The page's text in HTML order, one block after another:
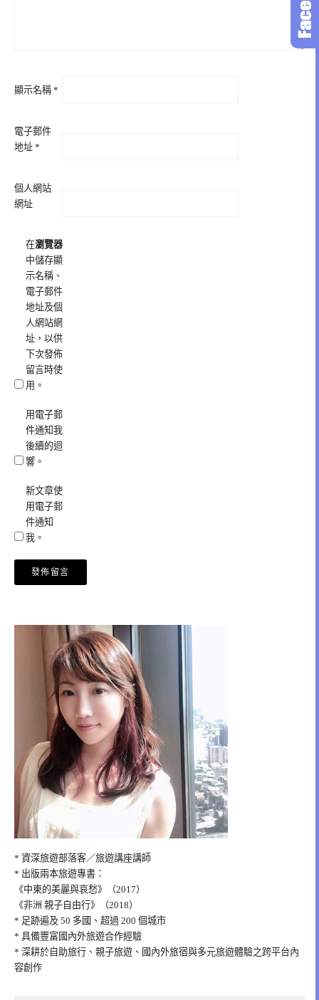
顯示名稱 *
電子郵件
地址 *
個人網站
網址
在瀏覽器
中儲存顯
示名稱、
電子郵件
地址及個
人網站網
址，以供
下次發佈
留言時使
用。
用電子郵
件通知我
後續的迴
響。
新文章使
用電子郵
件通知
我。
* 資深旅遊部落客／旅遊講座講師
* 出版兩本旅遊專書：
《中東的美麗與哀愁》（2017）
《非洲 親子自由行》（2018）
* 足跡遍及 50 多國、超過 200 個城市
* 具備豐富國內外旅遊合作經驗
* 深耕於自助旅行、親子旅遊、國內外旅宿與多元旅遊體驗之跨平台內
容創作